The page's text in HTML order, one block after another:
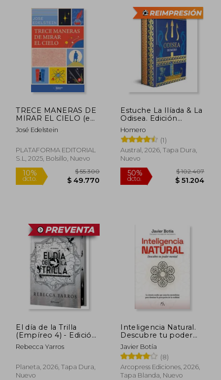
50% $ 118.393 50% $
Rápido
TRECE MANERAS DE
MIRAR EL CIELO (en
Castellano)
José Edelstein
PLATAFORMA EDITORIAL
S.L, 2025, Bolsillo, Nuevo
Estuche La Ilíada & La
Odisea. Edición
limitada con cantos
decorados
Homero
(1)
Austral, 2026, Tapa Dura,
Nuevo
El día de la Trilla
(Empíreo 4) - Edición
limitada con cantos
tintados
Rebecca Yarros
Planeta, 2026, Tapa Dura,
Nuevo
Inteligencia Natural.
Descubre tu poder
mental
Javier Botía
(8)
Arcopress Ediciones, 2026,
Tapa Blanda, Nuevo